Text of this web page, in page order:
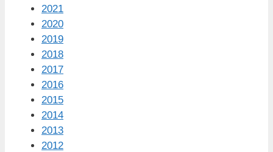
2021
2020
2019
2018
2017
2016
2015
2014
2013
2012